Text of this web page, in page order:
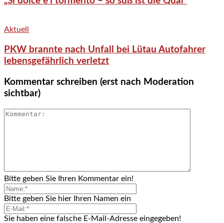
Aktuell
PKW brannte nach Unfall bei Lütau Autofahrer
lebensgefährlich verletzt
Kommentar schreiben (erst nach Moderation
sichtbar)
Bitte geben Sie Ihren Kommentar ein!
Bitte geben Sie hier Ihren Namen ein
Sie haben eine falsche E-Mail-Adresse eingegeben!